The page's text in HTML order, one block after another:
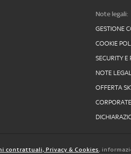
Note legali:
GESTIONE
COOKIE
SECURITY E
NOTE
OFFERTA
CORPORATE
contrattuali, Privacy & Cookies,